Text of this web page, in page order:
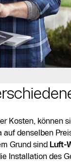
Kosten, können
denselben
Grund sind Luft-
Installation des